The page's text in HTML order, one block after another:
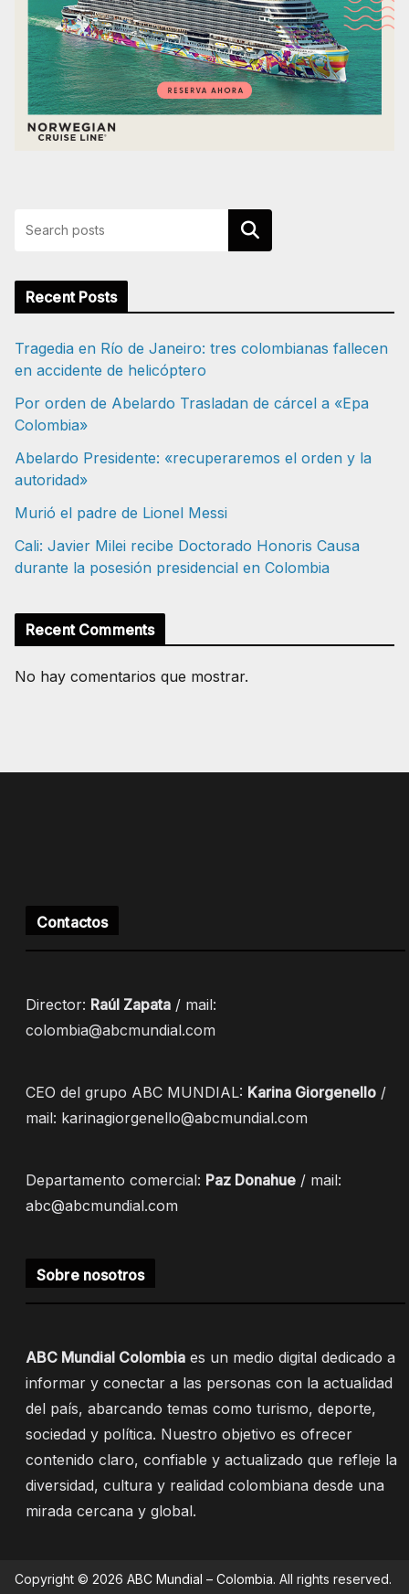
Buscar
Recent Posts
Tragedia en Río de Janeiro: tres colombianas fallecen
en accidente de helicóptero
Por orden de Abelardo Trasladan de cárcel a «Epa
Colombia»
Abelardo Presidente: «recuperaremos el orden y la
autoridad»
Murió el padre de Lionel Messi
Cali: Javier Milei recibe Doctorado Honoris Causa
durante la posesión presidencial en Colombia
Recent Comments
No hay comentarios que mostrar.
Contactos
Director: Raúl Zapata / mail:
colombia@abcmundial.com
CEO del grupo ABC MUNDIAL: Karina Giorgenello /
mail: karinagiorgenello@abcmundial.com
Departamento comercial: Paz Donahue / mail:
abc@abcmundial.com
Sobre nosotros
ABC Mundial Colombia es un medio digital dedicado a
informar y conectar a las personas con la actualidad
del país, abarcando temas como turismo, deporte,
sociedad y política. Nuestro objetivo es ofrecer
contenido claro, confiable y actualizado que refleje la
diversidad, cultura y realidad colombiana desde una
mirada cercana y global.
Copyright © 2026 ABC Mundial – Colombia. All rights reserved.